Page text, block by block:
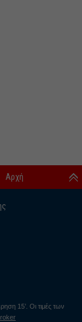
Αρχή
15’. Οι τιμές των